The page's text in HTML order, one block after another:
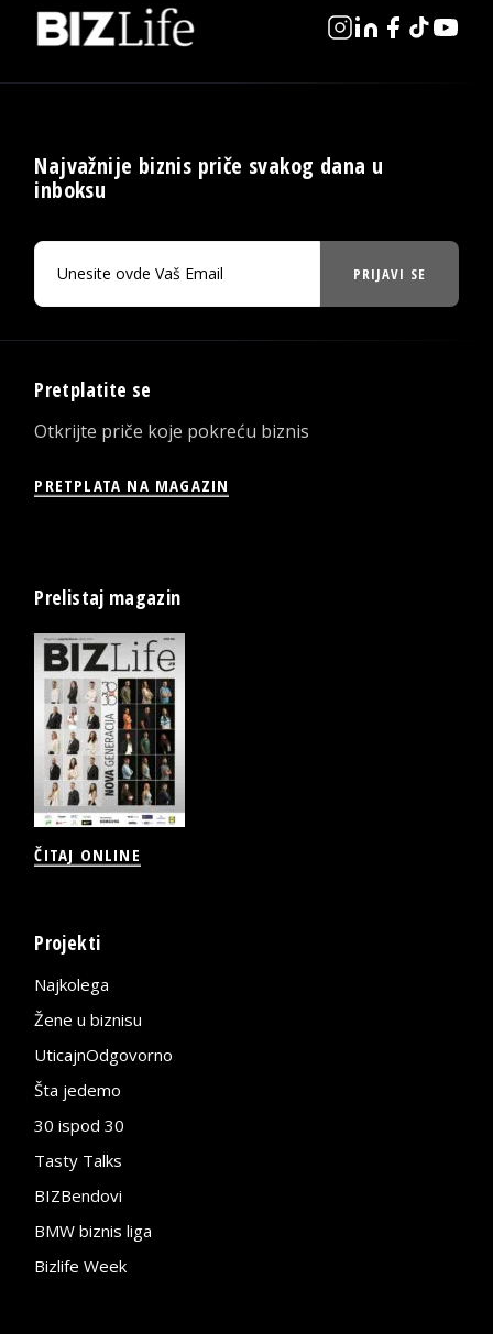
Najvažnije biznis priče svakog dana u
inboksu
PRIJAVI SE
Pretplatite se
Otkrijte priče koje pokreću biznis
PRETPLATA NA MAGAZIN
Prelistaj magazin
ČITAJ ONLINE
Projekti
Najkolega
Žene u biznisu
UticajnOdgovorno
Šta jedemo
30 ispod 30
Tasty Talks
BIZBendovi
BMW biznis liga
Bizlife Week